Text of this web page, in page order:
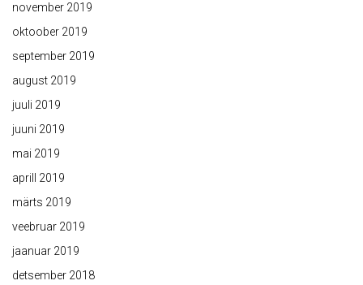
november 2019
oktoober 2019
september 2019
august 2019
juuli 2019
juuni 2019
mai 2019
aprill 2019
märts 2019
veebruar 2019
jaanuar 2019
detsember 2018